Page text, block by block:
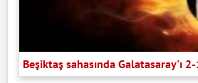
Beşiktaş sahasında Galatasaray'ı